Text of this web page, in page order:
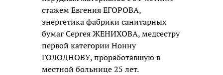
стажем Евгения ЕГОРОВА,
энергетика фабрики санитарных
бумаг Сергея ЖЕНИХОВА, медсестру
первой категории Нонну
ГОЛОДНОВУ, проработавшую в
местной больнице 25 лет.